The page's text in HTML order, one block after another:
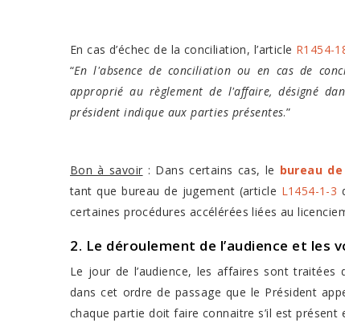
En cas d’échec de la conciliation, l’article R1454-
“En l'absence de conciliation ou en cas de
approprié au règlement de l'affaire, désigné
président indique aux parties présentes.”
Bon à savoir : Dans certains cas, le bureau
tant que bureau de jugement (article L1454-1-3
certaines procédures accélérées liées au
2. Le déroulement de l’audience et les
Le jour de l’audience, les affaires sont traitées
dans cet ordre de passage que le Président
chaque partie doit faire connaitre s’il est